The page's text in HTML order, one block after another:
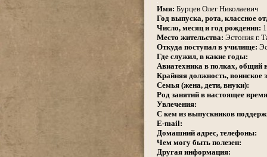
Имя: Бурцев Олег Николаевич
Год выпуска, рота, классное
Число, месяц и год рождения:
Место жительства: Эстония г.
Откуда поступал в училище:
Где служил, в какие годы:
Авиатехника в полках, общий
Крайняя должность, воинское
Семья (жена, дети, внуки):
Род занятий в настоящее
Увлечения:
С кем из выпускников
E-mail:
Домашний адрес, телефоны:
Чем могу быть полезен:
Другая информация: